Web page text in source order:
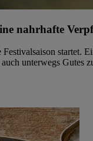
nahrhafte
startet.
unterwegs Gutes